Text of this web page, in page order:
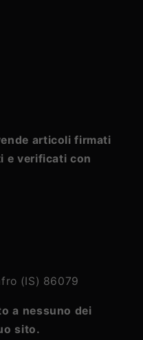
articoli firmati
e verificati con
(IS) 86079
a nessuno dei
sito.